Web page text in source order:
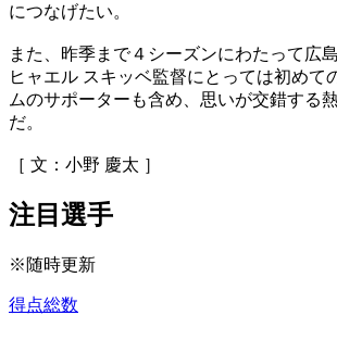
につなげたい。
また、昨季まで４シーズンにわたって広
ヒャエル スキッベ監督にとっては初めて
ムのサポーターも含め、思いが交錯する
だ。
［ 文：小野 慶太 ］
注目選手
※随時更新
得点総数